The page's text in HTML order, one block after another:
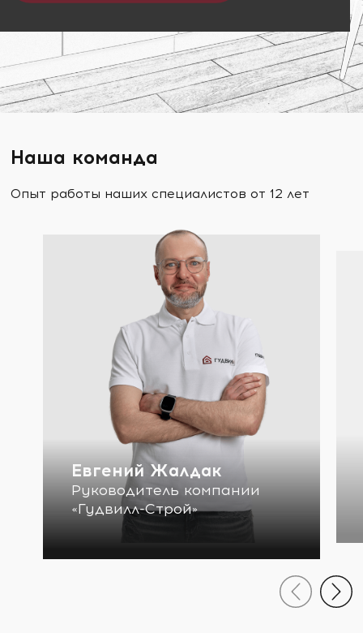
Наша команда
Опыт работы наших специалистов от 12 лет
Евгений Жалдак
Руководитель компании
«Гудвилл-Строй»